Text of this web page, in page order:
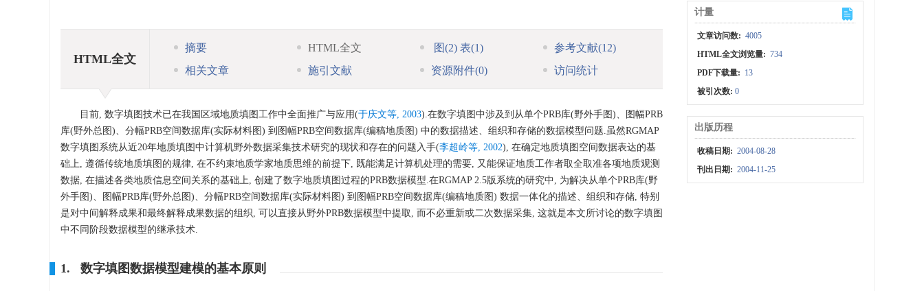
HTML全文
摘要 HTML全文 图(2) 表(1) 参考文献(12)
相关文章
施引文献 资源附件(0) 访问统计
目前, 数字填图技术已在我国区域地质填图工作中全面推广与应用(于庆文等, 2003).在数字填图中涉及到从单个PRB库(野外手图)、图幅PRB
库(野外总图)、分幅PRB空间数据库(实际材料图) 到图幅PRB空间数据库(编稿地质图) 中的数据描述、组织和存储的数据模型问题.虽然RGMAP
数字填图系统从近20年地质填图中计算机野外数据采集技术研究的现状和存在的问题入手(李超岭等, 2002), 在确定地质填图空间数据表达的基
础上, 遵循传统地质填图的规律, 在不约束地质学家地质思维的前提下, 既能满足计算机处理的需要, 又能保证地质工作者取全取准各项地质观测
数据, 在描述各类地质信息空间关系的基础上, 创建了数字地质填图过程的PRB数据模型.在RGMAP 2.5版系统的研究中, 为解决从单个PRB库(野
外手图)、图幅PRB库(野外总图)、分幅PRB空间数据库(实际材料图) 到图幅PRB空间数据库(编稿地质图) 数据一体化的描述、组织和存储, 特别
是对中间解释成果和最终解释成果数据的组织, 可以直接从野外PRB数据模型中提取, 而不必重新或二次数据采集, 这就是本文所讨论的数字填图
中不同阶段数据模型的继承技术.
1. 数字填图数据模型建模的基本原则
计量
文章访问数: 4005
HTML全文浏览量: 734
PDF下载量: 13
被引次数:0
出版历程
收稿日期: 2004-08-28
刊出日期: 2004-11-25